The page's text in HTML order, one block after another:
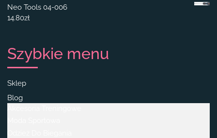
Neo Tools 04-006
14.80zł
Szybkie menu
Sklep
Blog